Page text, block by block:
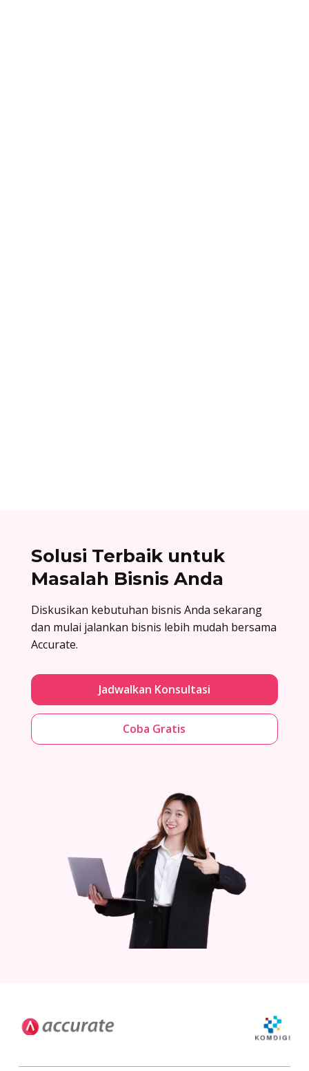
Solusi Terbaik untuk
Masalah Bisnis Anda
Diskusikan kebutuhan bisnis Anda sekarang
dan mulai jalankan bisnis lebih mudah bersama
Accurate.
Jadwalkan Konsultasi
Coba Gratis